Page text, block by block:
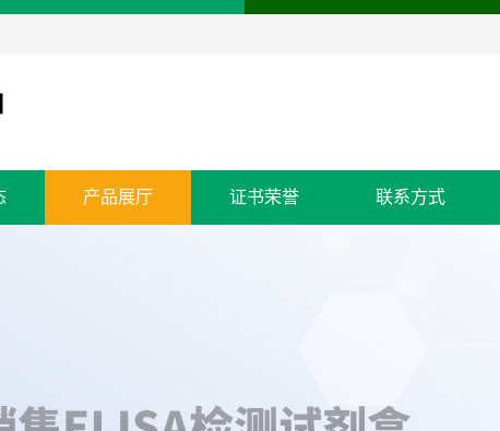
产品展厅 证书荣誉 联系方式